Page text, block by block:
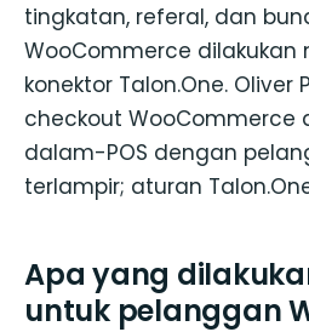
tingkatan, referal, dan
WooCommerce dilakukan
konektor Talon.One. Oliver
checkout WooCommerce
dalam-POS dengan
terlampir; aturan
Apa yang
untuk pelanggan